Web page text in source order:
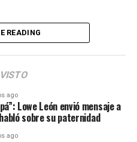
“utilizando” a Aida
de que Calderón contara,
y respuestas en sus
READING
ago
Lowe León envió mensaje a
sobre su paternidad
ago